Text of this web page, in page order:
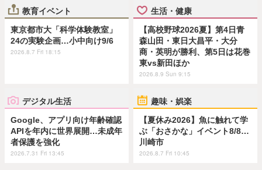
教育イベント
東京都市大「科学体験教室」
24の実験企画…小中向け9/6
2026.8.7 Fri 18:15
生活・健康
【高校野球2026夏】第4日青
森山田・東日大昌平・大分
商・英明が勝利、第5日は花巻
東vs新田ほか
2026.8.9 Sun 9:15
デジタル生活
Google、アプリ向け年齢確認
APIを年内に世界展開…未成年
者保護を強化
2026.7.31 Fri 13:45
趣味・娯楽
【夏休み2026】魚に触れて学
ぶ「おさかな」イベント8/8…
川崎市
2026.8.7 Fri 10:45